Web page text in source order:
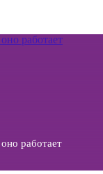
работает